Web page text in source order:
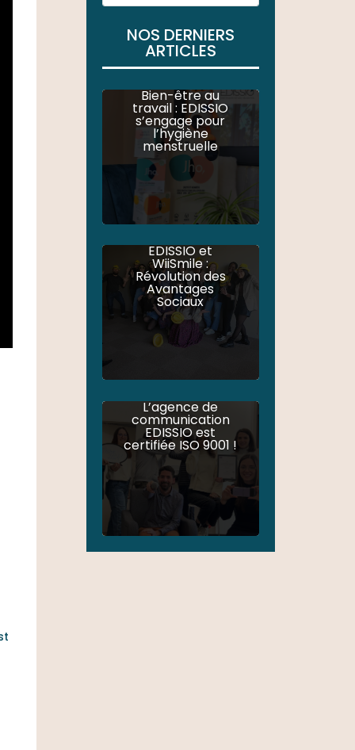
NOS DERNIERS
ARTICLES
Bien-être au
travail : EDISSIO
s’engage pour
l’hygiène
menstruelle
EDISSIO et
WiiSmile :
Révolution des
Avantages
Sociaux
L’agence de
communication
EDISSIO est
certifiée ISO 9001 !